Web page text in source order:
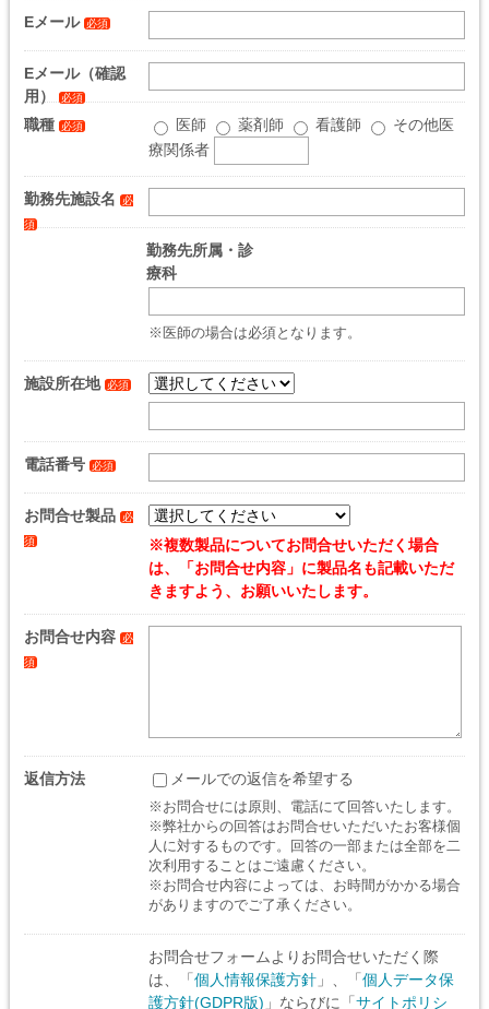
Eメール 必須
Eメール（確認
用）
必須
職種 必須 医師 薬剤師 看護師
その他医
療関係者
勤務先施設名
必
須
勤務先所属・診
療科
※医師の場合は必須となります。
施設所在地 必須
電話番号 必須
お問合せ製品
必
須
※複数製品についてお問合せいただく場合
は、「お問合せ内容」に製品名も記載いただ
きますよう、お願いいたします。
お問合せ内容
必
須
返信方法 メールでの返信を希望する
※お問合せには原則、電話にて回答いたします。
※弊社からの回答はお問合せいただいたお客様個
人に対するものです。回答の一部または全部を二
次利用することはご遠慮ください。
※お問合せ内容によっては、お時間がかかる場合
がありますのでご了承ください。
お問合せフォームよりお問合せいただく際
は、「個人情報保護方針 」、「個人データ保
護方針(GDPR版) 」ならびに「サイトポリシ